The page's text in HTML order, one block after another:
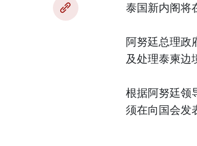
泰国新内阁将
阿努廷总理政
及处理泰柬边
根据阿努廷领
须在向国会发